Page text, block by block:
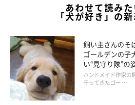
いぬのきもちweb
あわせて読みた
「犬が好き」の
飼い主さんのそ
ゴールデンの
い“見守り隊”の
ハンドメイド作家の
守ってきたゴー …